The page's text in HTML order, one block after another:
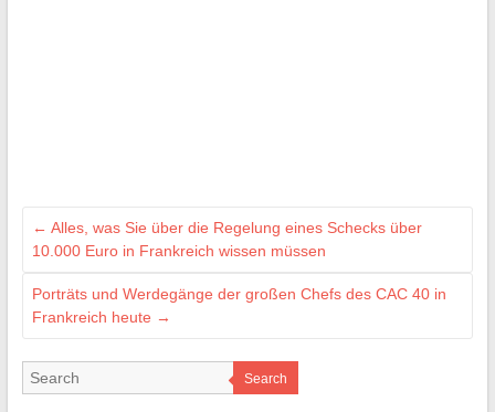
← Alles, was Sie über die Regelung eines Schecks über
10.000 Euro in Frankreich wissen müssen
Porträts und Werdegänge der großen Chefs des CAC 40 in
Frankreich heute →
Search